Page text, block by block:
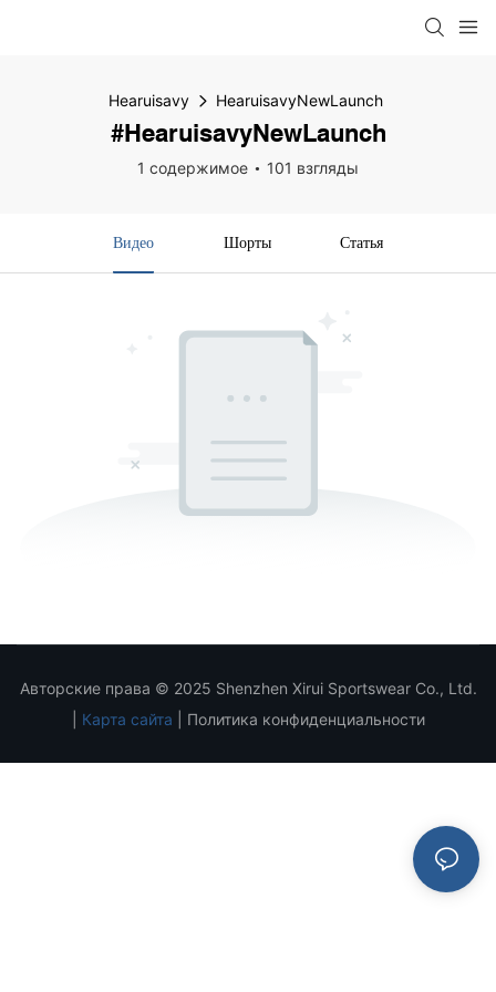
Hearuisavy HearuisavyNewLaunch
#HearuisavyNewLaunch
1 содержимое 101 взгляды
Видео Шорты Статья
Авторские права © 2025 Shenzhen Xirui Sportswear Co., Ltd.
Карта сайта Политика конфиденциальности